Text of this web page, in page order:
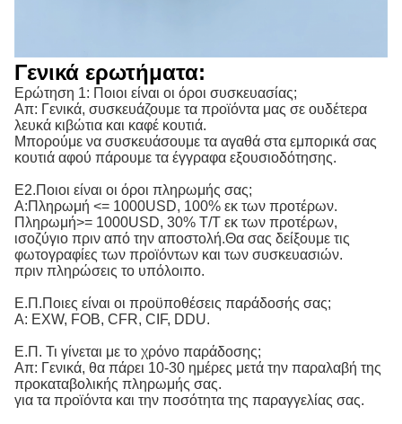
Γενικά ερωτήματα:
Ερώτηση 1: Ποιοι είναι οι όροι συσκευασίας;
Απ: Γενικά, συσκευάζουμε τα προϊόντα μας σε ουδέτερα
λευκά κιβώτια και καφέ κουτιά.
Μπορούμε να συσκευάσουμε τα αγαθά στα εμπορικά σας
κουτιά αφού πάρουμε τα έγγραφα εξουσιοδότησης.
Ε2.Ποιοι είναι οι όροι πληρωμής σας;
Α:Πληρωμή <= 1000USD, 100% εκ των προτέρων.
Πληρωμή>= 1000USD, 30% T/T εκ των προτέρων,
ισοζύγιο πριν από την αποστολή.Θα σας δείξουμε τις
φωτογραφίες των προϊόντων και των συσκευασιών.
πριν πληρώσεις το υπόλοιπο.
Ε.Π.Ποιες είναι οι προϋποθέσεις παράδοσής σας;
Α: EXW, FOB, CFR, CIF, DDU.
Ε.Π. Τι γίνεται με το χρόνο παράδοσης;
Απ: Γενικά, θα πάρει 10-30 ημέρες μετά την παραλαβή της
προκαταβολικής πληρωμής σας.
για τα προϊόντα και την ποσότητα της παραγγελίας σας.